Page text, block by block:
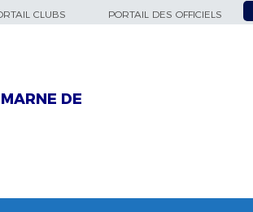
CLUBS PORTAIL DES OFFICIELS
DE